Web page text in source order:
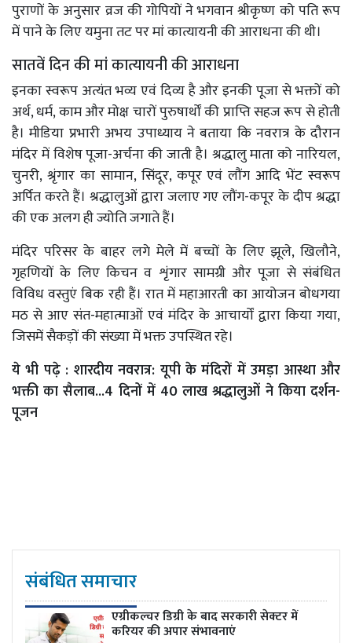
पुराणों के अनुसार व्रज की गोपियों ने भगवान श्रीकृष्ण को पति रूप
में पाने के लिए यमुना तट पर मां कात्यायनी की आराधना की थी।
सातवें दिन की मां कात्यायनी की आराधना
इनका स्वरूप अत्यंत भव्य एवं दिव्य है और इनकी पूजा से भक्तों को
अर्थ, धर्म, काम और मोक्ष चारों पुरुषार्थों की प्राप्ति सहज रूप से होती
है। मीडिया प्रभारी अभय उपाध्याय ने बताया कि नवरात्र के दौरान
मंदिर में विशेष पूजा-अर्चना की जाती है। श्रद्धालु माता को नारियल,
चुनरी, श्रृंगार का सामान, सिंदूर, कपूर एवं लौंग आदि भेंट स्वरूप
अर्पित करते हैं। श्रद्धालुओं द्वारा जलाए गए लौंग-कपूर के दीप श्रद्धा
की एक अलग ही ज्योति जगाते हैं।
मंदिर परिसर के बाहर लगे मेले में बच्चों के लिए झूले, खिलौने,
गृहणियों के लिए किचन व शृंगार सामग्री और पूजा से संबंधित
विविध वस्तुएं बिक रही हैं। रात में महाआरती का आयोजन बोधगया
मठ से आए संत-महात्माओं एवं मंदिर के आचार्यों द्वारा किया गया,
जिसमें सैकड़ों की संख्या में भक्त उपस्थित रहे।
ये भी पढ़े : शारदीय नवरात्र: यूपी के मंदिरों में उमड़ा आस्था और
भक्ती का सैलाब...4 दिनों में 40 लाख श्रद्धालुओं ने किया दर्शन-
पूजन
संबंधित समाचार
एग्रीकल्चर डिग्री के बाद सरकारी सेक्टर में
करियर की अपार संभावनाएं